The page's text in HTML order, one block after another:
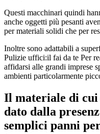
Questi macchinari quindi
anche oggetti più pesanti
per materiali solidi che per
Inoltre sono adattabili a
Pulizie uffici:il fai da te Per
affidarsi alle grandi imprese
ambienti particolarmente
Il materiale di cui
dato dalla
semplici panni